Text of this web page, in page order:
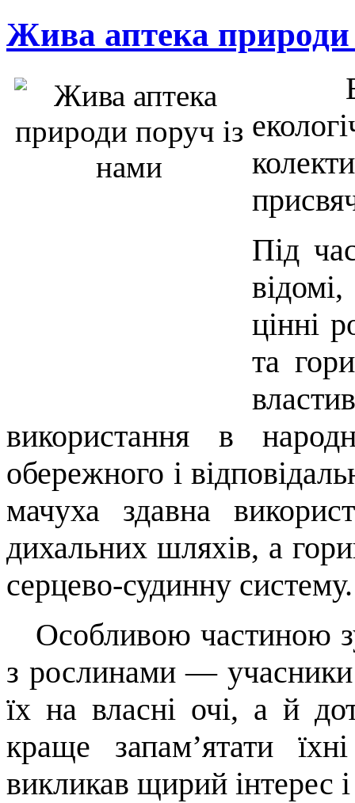
Жива аптека природи
Під
цінні
та
використання в
обережного і
мачуха здавна
дихальних шляхів, а
серцево-судинну систему.
Особливою частиною
з рослинами —
їх на власні очі, а й
краще запам’ятати
викликав щирий інтерес